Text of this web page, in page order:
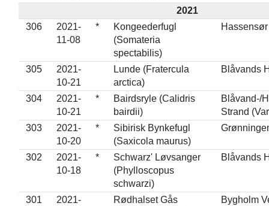
2021
306
2021-
11-08
*
Kongeederfugl
(Somateria
spectabilis)
305
2021-
10-21
Lunde (Fratercula
arctica)
Blåvands
304
2021-
10-21
*
Bairdsryle (Calidris
bairdii)
Blåvand-/
Strand
303
2021-
10-20
*
Sibirisk Bynkefugl
(Saxicola maurus)
302
2021-
10-18
*
Schwarz' Løvsanger
(Phylloscopus
schwarzi)
Blåvands
301
2021-
Rødhalset Gås
Bygholm